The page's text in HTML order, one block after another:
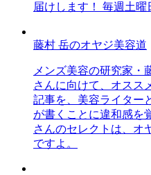
届けします！ 毎週土曜
藤村 岳のオヤジ美容道
メンズ美容の研究家・
さんに向けて、オスス
記事を、美容ライター
が書くことに違和感を
さんのセレクトは、オ
ですよ。